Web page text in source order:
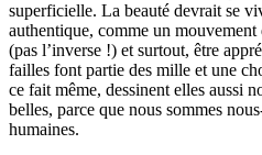
superficielle. La beauté devrait se
authentique, comme un mouvement
(pas l’inverse !) et surtout, être
failles font partie des mille et une
ce fait même, dessinent elles aussi
belles, parce que nous sommes
humaines.